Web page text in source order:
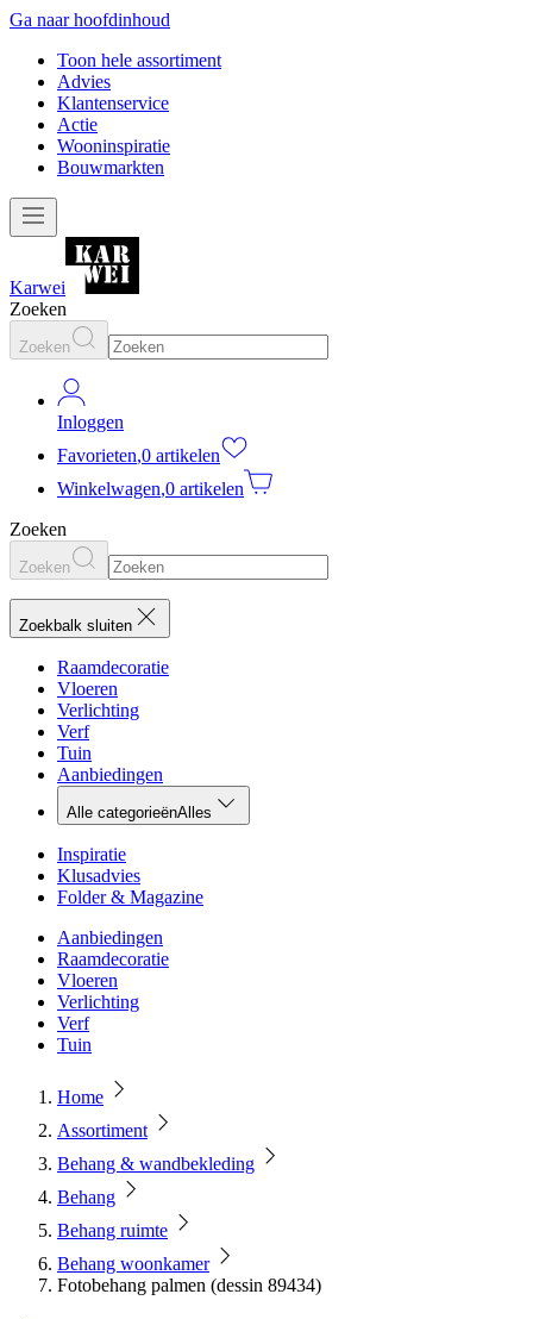
Ga naar hoofdinhoud
Toon hele assortiment
Advies
Klantenservice
Actie
Wooninspiratie
Bouwmarkten
Karwei
Zoeken
Zoeken
Inloggen
Favorieten,0 artikelen
Winkelwagen,0 artikelen
Zoeken
Zoeken
Zoekbalk sluiten
Raamdecoratie
Vloeren
Verlichting
Verf
Tuin
Aanbiedingen
Alle categorieënAlles
Inspiratie
Klusadvies
Folder & Magazine
Aanbiedingen
Raamdecoratie
Vloeren
Verlichting
Verf
Tuin
Home
Assortiment
Behang & wandbekleding
Behang
Behang ruimte
Behang woonkamer
Fotobehang palmen (dessin 89434)